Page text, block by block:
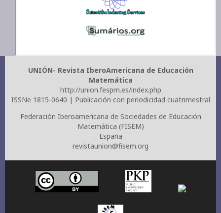
UNIÓN- Revista IberoAmericana de Educación
Matemática
http://union.fespm.es/index.php
ISSNe 1815-0640 | Publicación con periodicidad cuatrimestral
Federación Iberoamericana de Sociedades de Educación
Matemática (FISEM)
España
revistaunion@fisem.org